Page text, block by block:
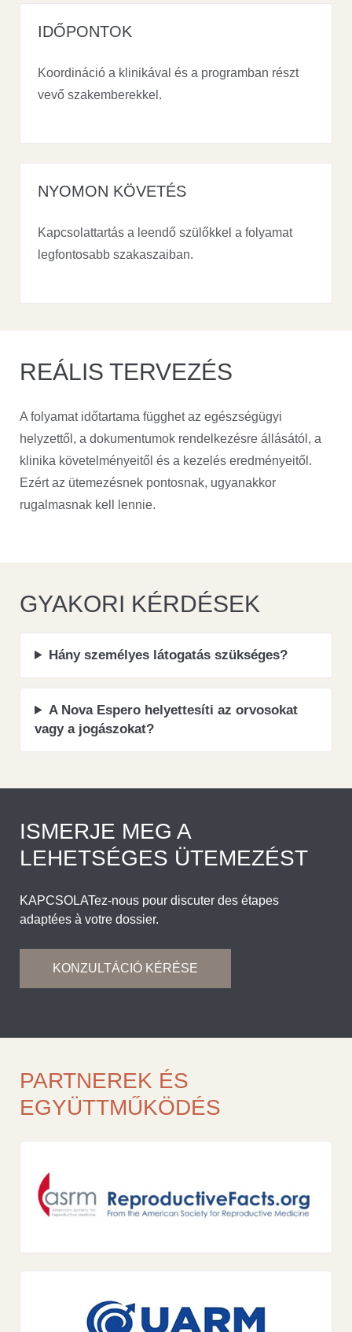
IDŐPONTOK
Koordináció a klinikával és a programban részt
vevő szakemberekkel.
NYOMON KÖVETÉS
Kapcsolattartás a leendő szülőkkel a folyamat
legfontosabb szakaszaiban.
REÁLIS TERVEZÉS
A folyamat időtartama függhet az egészségügyi
helyzettől, a dokumentumok rendelkezésre állásától, a
klinika követelményeitől és a kezelés eredményeitől.
Ezért az ütemezésnek pontosnak, ugyanakkor
rugalmasnak kell lennie.
GYAKORI KÉRDÉSEK
Hány személyes látogatás szükséges?
A Nova Espero helyettesíti az orvosokat
vagy a jogászokat?
ISMERJE MEG A
LEHETSÉGES ÜTEMEZÉST
KAPCSOLATez-nous pour discuter des étapes
adaptées à votre dossier.
KONZULTÁCIÓ KÉRÉSE
PARTNEREK ÉS
EGYÜTTMŰKÖDÉS